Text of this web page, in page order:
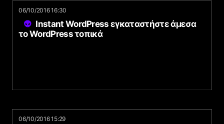
06/10/2016 16:30
Instant WordPress εγκαταστήστε άμεσα
το WordPress τοπικά
06/10/2016 15:29